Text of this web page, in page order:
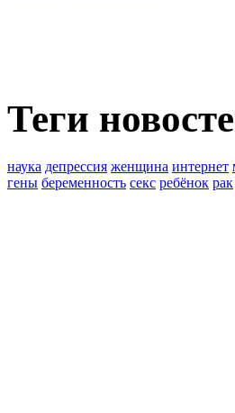
Теги
наука депрессия женщина интернет
гены беременность секс ребёнок рак